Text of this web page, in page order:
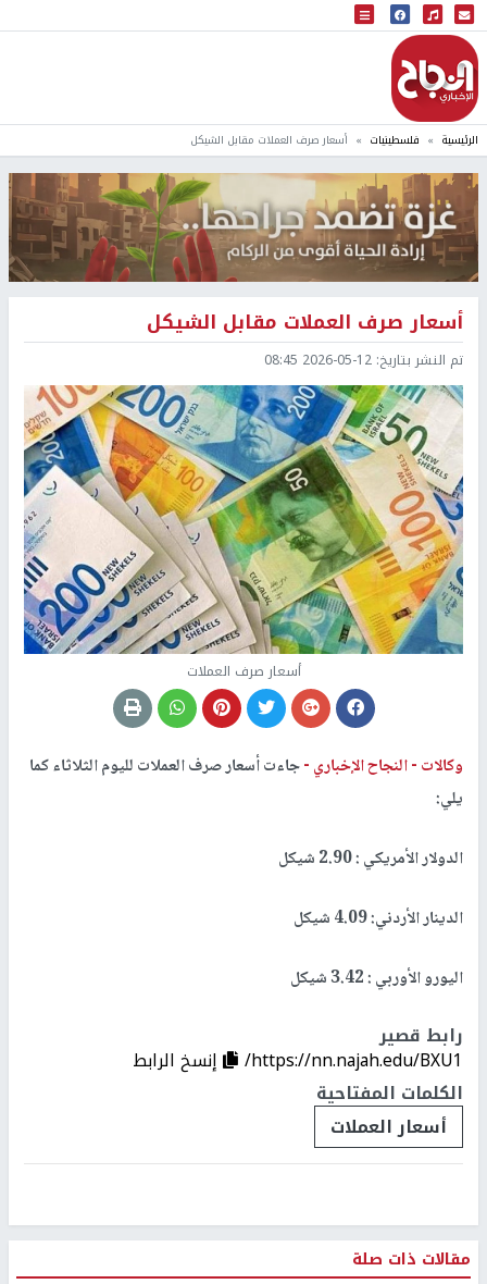
البث المباشر
إذاعة النجاح
الرئيسية فلسطينيات أسعار صرف العملات مقابل الشيكل
أسعار صرف العملات مقابل الشيكل
تم النشر بتاريخ: 2026-05-12 08:45
أسعار صرف العملات
وكالات -النجاح الإخباري -جاءت أسعار صرف العملات لليوم الثلاثاء كما
يلي:
الدولار الأمريكي : 2.90 شيكل
الدينار الأردني: 4.09 شيكل
اليورو الأوربي : 3.42 شيكل
رابط قصير
https://nn.najah.edu/BXU1/
إنسخ الرابط
الكلمات المفتاحية
أسعار العملات
مقالات ذات صلة